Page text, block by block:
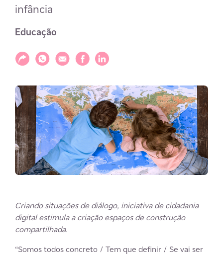
infância
Educação
Compartilhar
Compartilhar via WhatsApp
Compartilhar via E-mail
Compartilhar via Facebook
Compartilhar via LinkedIn
Criando situações de diálogo, iniciativa de cidadania
digital estimula a criação espaços de construção
compartilhada.
“Somos todos concreto / Tem que definir / Se vai ser